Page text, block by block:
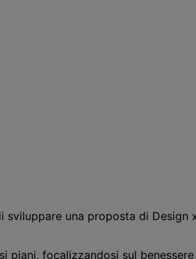
una proposta di
focalizzandosi sul